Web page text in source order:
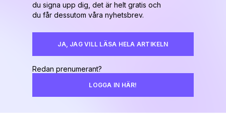
du signa upp dig, det är helt gratis och
du får dessutom våra nyhetsbrev.
JA, JAG VILL LÄSA HELA ARTIKELN
Redan prenumerant?
LOGGA IN HÄR!